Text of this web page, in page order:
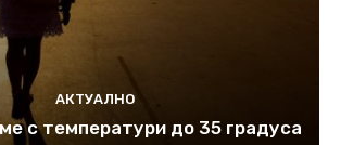
АКТУАЛНО
с температури до 35 градуса